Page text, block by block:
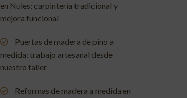
en Nules: carpintería tradicional y
mejora funcional
Puertas de madera de pino a
medida: trabajo artesanal desde
nuestro taller
Reformas de madera a medida en